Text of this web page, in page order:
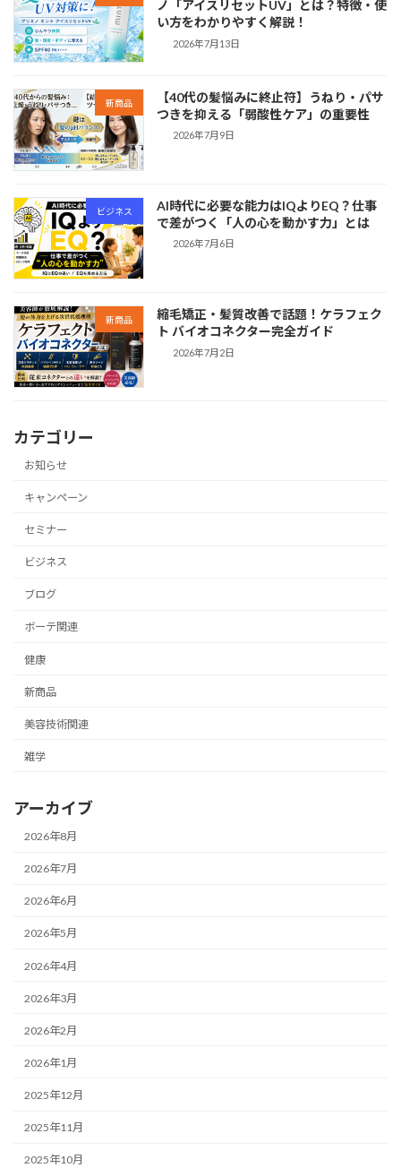
ノ「アイスリセットUV」とは？特徴・使
い方をわかりやすく解説！
2026年7月13日
新商品
【40代の髪悩みに終止符】うねり・パサ
つきを抑える「弱酸性ケア」の重要性
2026年7月9日
ビジネス
AI時代に必要な能力はIQよりEQ？仕事
で差がつく「人の心を動かす力」とは
2026年7月6日
新商品
縮毛矯正・髪質改善で話題！ケラフェク
ト バイオコネクター完全ガイド
2026年7月2日
カテゴリー
お知らせ
キャンペーン
セミナー
ビジネス
ブログ
ボーテ関連
健康
新商品
美容技術関連
雑学
アーカイブ
2026年8月
2026年7月
2026年6月
2026年5月
2026年4月
2026年3月
2026年2月
2026年1月
2025年12月
2025年11月
2025年10月